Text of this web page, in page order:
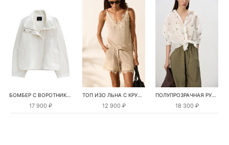
БОМБЕР С ВОРОТНИКОМ-СТОЙКОЙ
17 900 ₽
ТОП ИЗО ЛЬНА С КРУЖЕВОМ
12 900 ₽
ПОЛУПРОЗРАЧНАЯ РУБАШКА С РОМАШКАМИ
18 300 ₽